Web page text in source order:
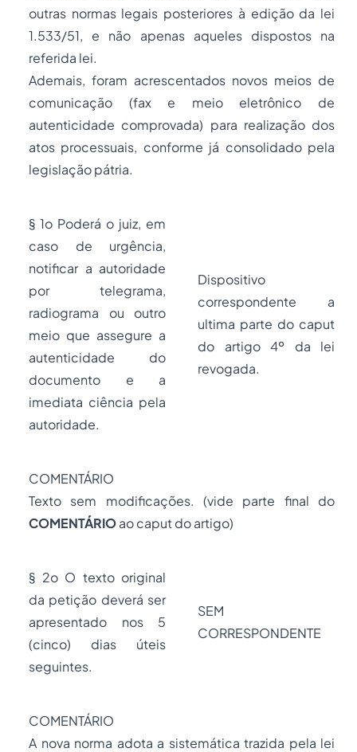
outras normas legais posteriores à edição da lei
1.533/51, e não apenas aqueles dispostos na
referida lei.
Ademais, foram acrescentados novos meios de
comunicação (fax e meio eletrônico de
autenticidade comprovada) para realização dos
atos processuais, conforme já consolidado pela
legislação pátria.
§ 1o Poderá o juiz, em
caso de urgência,
notificar a autoridade
por telegrama,
radiograma ou outro
meio que assegure a
autenticidade do
documento e a
imediata ciência pela
autoridade.
Dispositivo
correspondente a
ultima parte do caput
do artigo 4º da lei
revogada.
COMENTÁRIO
Texto sem modificações. (vide parte final do
COMENTÁRIOaocaputdo artigo)
§ 2o O texto original
da petição deverá ser
apresentado nos 5
(cinco) dias úteis
seguintes.
SEM
CORRESPONDENTE
COMENTÁRIO
A nova norma adota a sistemática trazida pela lei